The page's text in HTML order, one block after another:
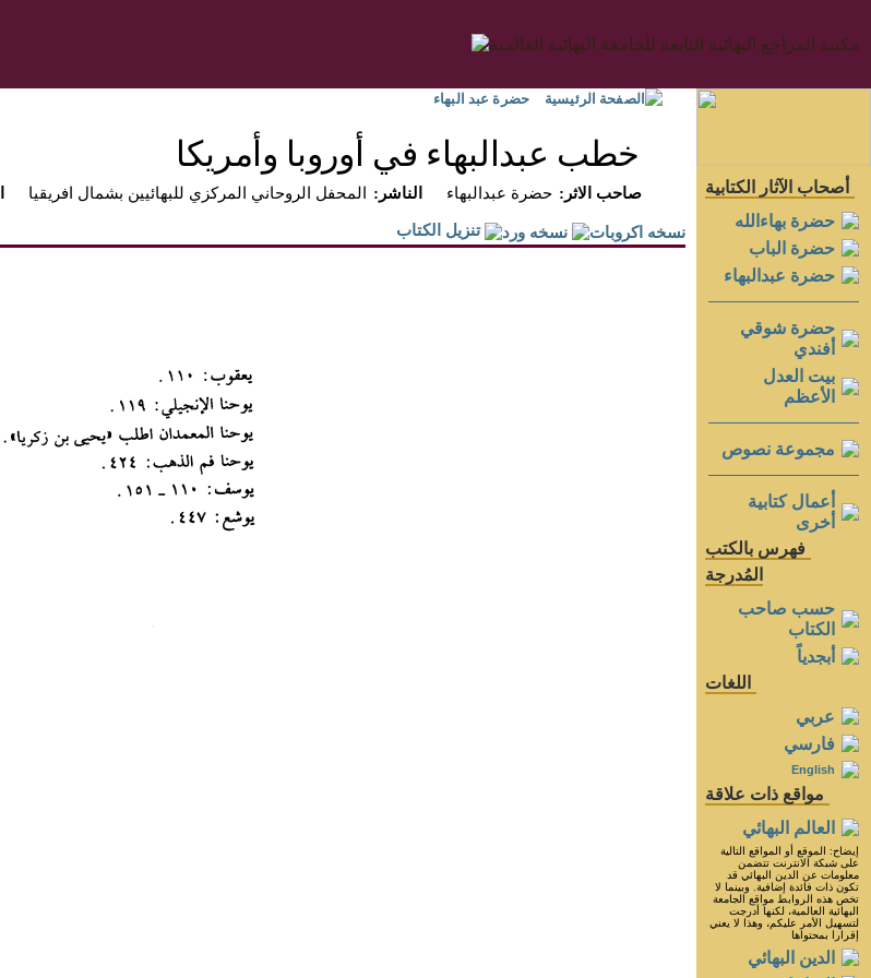
الصفحة الرئيسية حضرة عبد البهاء
خطب عبدالبهاء في أوروبا وأمريكا
المحفل الروحاني المركزي للبهائيين بشمال افريقيا :الناشر حضرة عبدالبهاء
:صاحب الاثر
تنزيل الكتاب
أصحاب الآثار الكتابية
حضرة بهاءالله
حضرة الباب
حضرة عبدالبهاء
حضرة شوقي
أفندي
بيت العدل
الأعظم
مجموعة نصوص
أعمال كتابية
أخرى
فهرس بالكتب
المُدرجة
حسب صاحب
الكتاب
أبجدياً
اللغات
عربي
فارسي
English
مواقع ذات علاقة
العالم البهائي
إيضاح: الموقع أو المواقع التالية
على شبكة الانترنت تتضمن
معلومات عن الدين البهائي قد
تكون ذات فائدة إضافية. وبينما لا
تخص هذه الروابط مواقع الجامعة
البهائية العالمية، لكنها أدرجت
لتسهيل الأمر عليكم، وهذا لا يعني
إقرارا بمحتواها
الدين البهائي